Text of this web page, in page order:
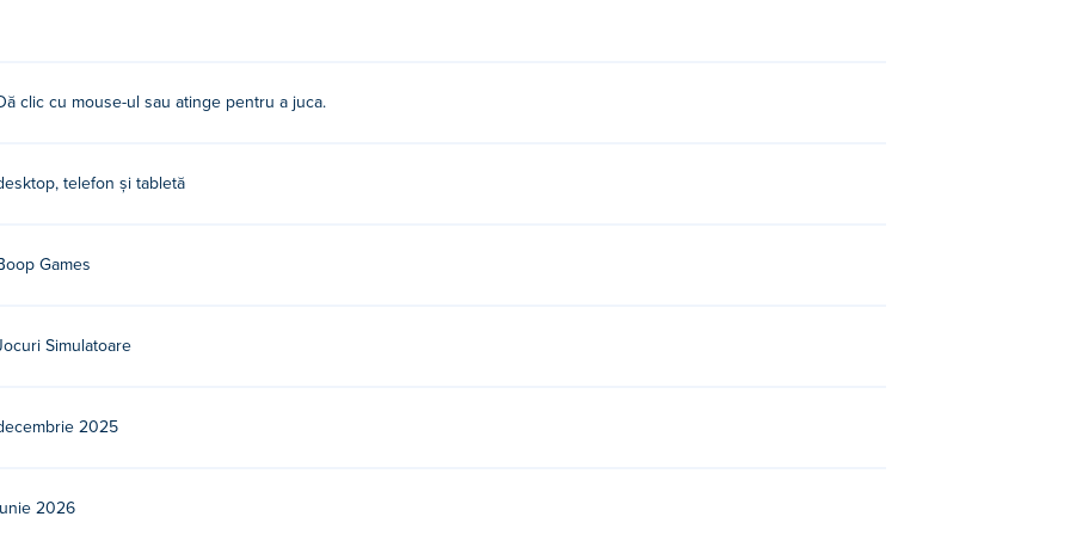
mobile și desktop?
și pe dispozitive mobile precum telefoane și tablete.
clic cu mouse-ul sau atinge pentru a juca.
telefon și tabletă
Games
Simulatoare
2025
2026